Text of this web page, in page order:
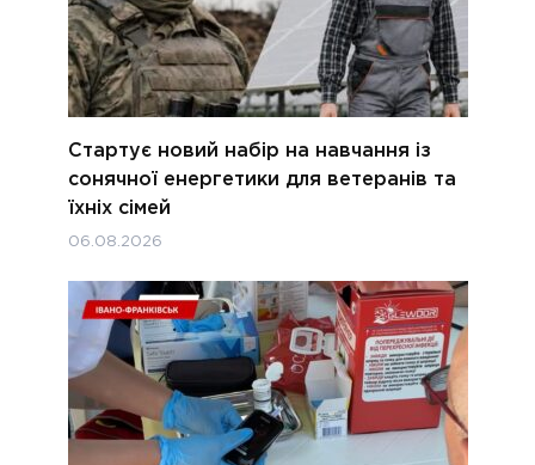
Стартує новий набір на навчання із
сонячної енергетики для ветеранів та
їхніх сімей
06.08.2026